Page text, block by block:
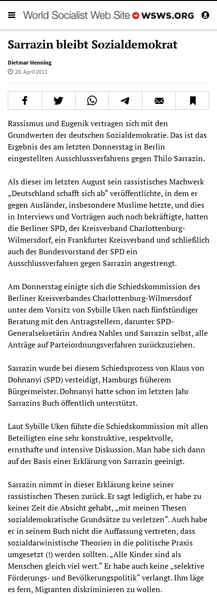
Sarrazin bleibt Sozialdemokrat
Dietmar Henning
28. April 2011
Rassismus und Eugenik vertragen sich mit den
Grundwerten der deutschen Sozialdemokratie. Das ist das
Ergebnis des am letzten Donnerstag in Berlin
eingestellten Ausschlussverfahrens gegen Thilo Sarrazin.
Als dieser im letzten August sein rassistisches Machwerk
„Deutschland schafft sich ab“ veröffentlichte, in dem er
gegen Ausländer, insbesondere Muslime hetzte, und dies
in Interviews und Vorträgen auch noch bekräftigte, hatten
die Berliner SPD, der Kreisverband Charlottenburg-
Wilmersdorf, ein Frankfurter Kreisverband und schließlich
auch der Bundesvorstand der SPD ein
Ausschlussverfahren gegen Sarrazin angestrengt.
Am Donnerstag einigte sich die Schiedskommission des
Berliner Kreisverbandes Charlottenburg-Wilmersdorf
unter dem Vorsitz von Sybille Uken nach fünfstündiger
Beratung mit den Antragstellern, darunter SPD-
Generalsekretärin Andrea Nahles und Sarrazin selbst, alle
Anträge auf Parteiordnungsverfahren zurückzuziehen.
Sarrazin wurde bei diesem Schiedsprozess von Klaus von
Dohnanyi (SPD) verteidigt, Hamburgs früherem
Bürgermeister. Dohnanyi hatte schon im letzten Jahr
Sarrazins Buch öffentlich unterstützt.
Laut Sybille Uken führte die Schiedskommission mit allen
Beteiligten eine sehr konstruktive, respektvolle,
ernsthafte und intensive Diskussion. Man habe sich dann
auf der Basis einer Erklärung von Sarrazin geeinigt.
Sarrazin nimmt in dieser Erklärung keine seiner
rassistischen Thesen zurück. Er sagt lediglich, er habe zu
keiner Zeit die Absicht gehabt, „mit meinen Thesen
sozialdemokratische Grundsätze zu verletzen“. Auch habe
er in seinem Buch nicht die Auffassung vertreten, dass
sozialdarwinistische Theorien in die politische Praxis
umgesetzt (!) werden sollten. „Alle Kinder sind als
Menschen gleich viel wert.“ Er habe auch keine „selektive
Förderungs- und Bevölkerungspolitik“ verlangt. Ihm läge
es fern, Migranten diskriminieren zu wollen.